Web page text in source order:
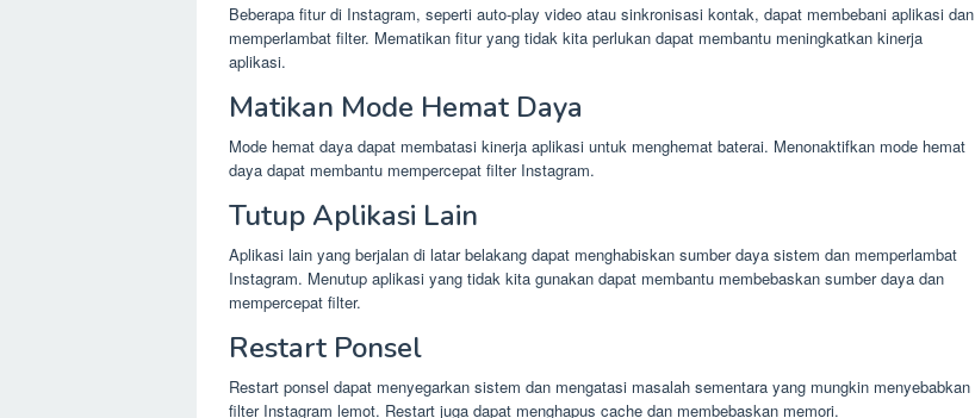
Beberapa fitur di Instagram, seperti auto-play video atau sinkronisasi kontak, dapat membebani aplikasi dan
memperlambat filter. Mematikan fitur yang tidak kita perlukan dapat membantu meningkatkan kinerja
aplikasi.
Matikan Mode Hemat Daya
Mode hemat daya dapat membatasi kinerja aplikasi untuk menghemat baterai. Menonaktifkan mode hemat
daya dapat membantu mempercepat filter Instagram.
Tutup Aplikasi Lain
Aplikasi lain yang berjalan di latar belakang dapat menghabiskan sumber daya sistem dan memperlambat
Instagram. Menutup aplikasi yang tidak kita gunakan dapat membantu membebaskan sumber daya dan
mempercepat filter.
Restart Ponsel
Restart ponsel dapat menyegarkan sistem dan mengatasi masalah sementara yang mungkin menyebabkan
filter Instagram lemot. Restart juga dapat menghapus cache dan membebaskan memori.